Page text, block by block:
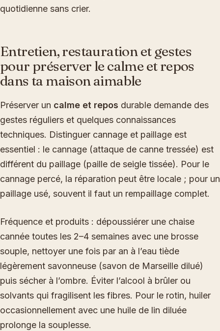
quotidienne sans crier.
Entretien, restauration et gestes
pour préserver le calme et repos
dans ta maison aimable
Préserver un calme et repos durable demande des
gestes réguliers et quelques connaissances
techniques. Distinguer cannage et paillage est
essentiel : le cannage (attaque de canne tressée) est
différent du paillage (paille de seigle tissée). Pour le
cannage percé, la réparation peut être locale ; pour un
paillage usé, souvent il faut un rempaillage complet.
Fréquence et produits : dépoussiérer une chaise
cannée toutes les 2–4 semaines avec une brosse
souple, nettoyer une fois par an à l’eau tiède
légèrement savonneuse (savon de Marseille dilué)
puis sécher à l’ombre. Éviter l’alcool à brûler ou
solvants qui fragilisent les fibres. Pour le rotin, huiler
occasionnellement avec une huile de lin diluée
prolonge la souplesse.